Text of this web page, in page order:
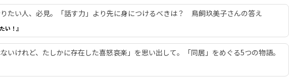
たい人、必見。「話す力」より先に身につけるべきは？ 鳥飼玖美子さんの答え
い！』
ないけれど、たしかに存在した喜怒哀楽」を思い出して。「同居」をめぐる5つの物語。